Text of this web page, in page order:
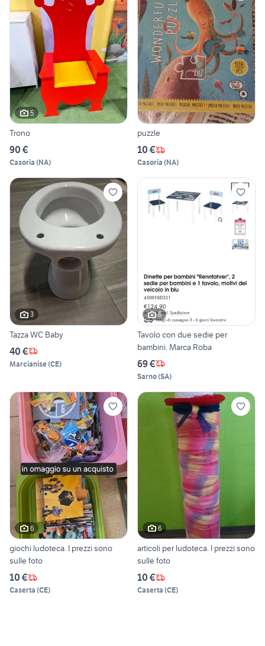
5
Trono
90 €
Casoria (NA)
puzzle
10 €
Casoria (NA)
3
Tazza WC Baby
40 €
Marcianise(CE)
6
Tavolo con due sedie per
bambini. Marca Roba
69 €
Sarno(SA)
6
giochi ludoteca. I prezzi sono
sulle foto
10 €
Caserta (CE)
6
articoli per ludoteca. I prezzi sono
sulle foto
10 €
Caserta (CE)